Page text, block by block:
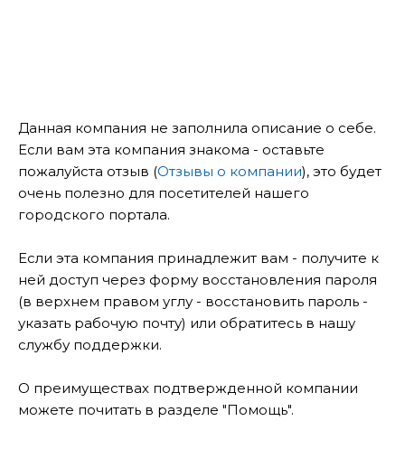
Данная компания не заполнила описание о себе.
Если вам эта компания знакома - оставьте
пожалуйста отзыв (Отзывы о компании), это будет
очень полезно для посетителей нашего
городского портала.
Если эта компания принадлежит вам - получите к
ней доступ через форму восстановления пароля
(в верхнем правом углу - восстановить пароль -
указать рабочую почту) или обратитесь в нашу
службу поддержки.
О преимуществах подтвержденной компании
можете почитать в разделе "Помощь".